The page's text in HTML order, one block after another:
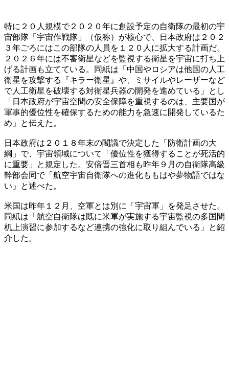
特に２０人規模で２０２０年に創設予定の自衛隊の最初の宇
宙部隊「宇宙作戦隊」（仮称）が核心で、日本政府は２０２
３年ごろにはこの部隊の人員を１２０人に拡大する計画だ。
２０２６年には不審衛星などを監視する衛星を宇宙に打ち上
げる計画も立てている。同紙は「中国やロシアは他国の人工
衛星を攻撃する『キラー衛星』や、ミサイルやレーザーなど
で人工衛星を破壊する対衛星兵器の開発を進めている」とし
「日本政府が宇宙空間の安全保障を重視するのは、主要国が
軍事的優位性を確保するための能力を急速に開発しているた
め」と伝えた。
日本政府は２０１８年末の閣議で決定した「防衛計画の大
綱」で、宇宙領域について「優位性を獲得することが死活的
に重要」と規定した。安倍晋三首相も昨年９月の自衛隊高級
幹部会同で「航空宇宙自衛隊への進化ももはや夢物語ではな
い」と述べた。
米国は昨年１２月、空軍とは別に「宇宙軍」を発足させた。
同紙は「航空自衛隊は既に米軍が実施する宇宙監視の多国間
机上演習に参加するなど連携の強化に取り組んでいる」と紹
介した。